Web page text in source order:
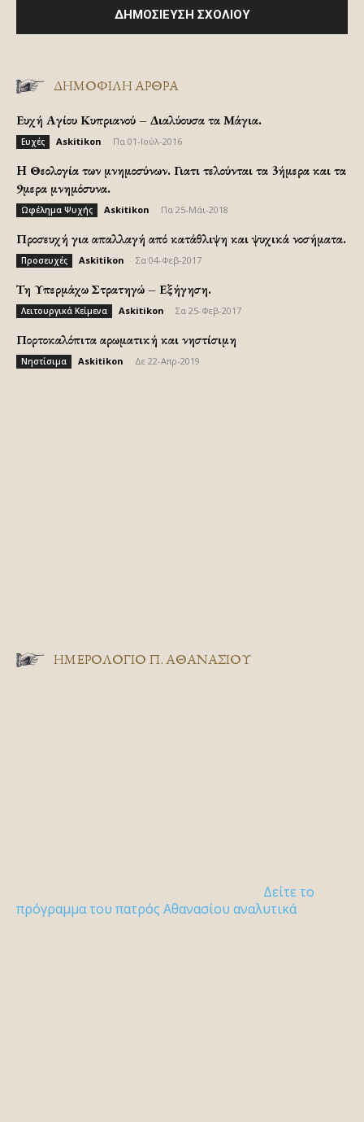
ΔΗΜΟΦΙΛΗ ΑΡΘΡΑ
Ευχή Αγίου Κυπριανού – Διαλύουσα τα Μάγια.
Ευχές Askitikon Πα 01-Ιούλ-2016
H Θεολογία των μνημοσύνων. Γιατι τελούνται τα 3ήμερα και τα
9μερα μνημόσυνα.
Ωφέλημα Ψυχής Askitikon Πα 25-Μάι-2018
Προσευχή για απαλλαγή από κατάθλιψη και ψυχικά νοσήματα.
Προσευχές Askitikon Σα 04-Φεβ-2017
Τη Υπερμάχω Στρατηγώ – Εξήγηση.
Λειτουργικά Κείμενα Askitikon Σα 25-Φεβ-2017
Πορτοκαλόπιτα αρωματική και νηστίσιμη
Νηστίσιμα Askitikon Δε 22-Απρ-2019
ΗΜΕΡΟΛΟΓΙΟ Π. ΑΘΑΝΑΣΙΟΥ
Δείτε το
πρόγραμμα του πατρός Αθανασίου αναλυτικά